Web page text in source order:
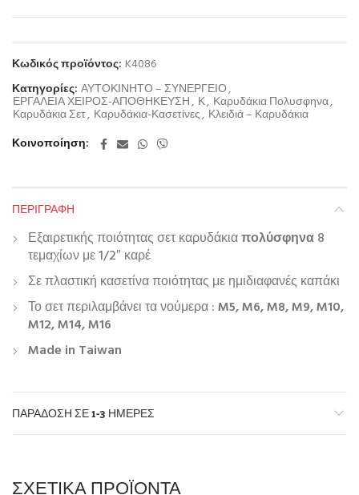
Κωδικός προϊόντος: K4086
Κατηγορίες: ΑΥΤΟΚΙΝΗΤΟ – ΣΥΝΕΡΓΕΙΟ,
ΕΡΓΑΛΕΙΑ ΧΕΙΡΟΣ-ΑΠΟΘΗΚΕΥΣΗ, Κ, Καρυδάκια Πολυσφηνα,
Καρυδάκια Σετ, Καρυδάκια-Κασετίνες, Κλειδιά – Καρυδάκια
Κοινοποίηση
ΠΕΡΙΓΡΑΦΉ
Εξαιρετικής ποιότητας σετ καρυδάκιαπολύσφηνα8
τεμαχίων με 1/2″ καρέ
Σε πλαστική κασετίνα ποιότητας με ημιδιαφανές καπάκι
Το σετ περιλαμβάνει τα νούμερα :M5, M6, M8, M9, M10,
M12, M14, M16
Made in Taiwan
ΠΑΡΆΔΟΣΗ ΣΕ 1-3 ΗΜΈΡΕΣ
ΣΧΕΤΙΚΆ ΠΡΟΪΌΝΤΑ